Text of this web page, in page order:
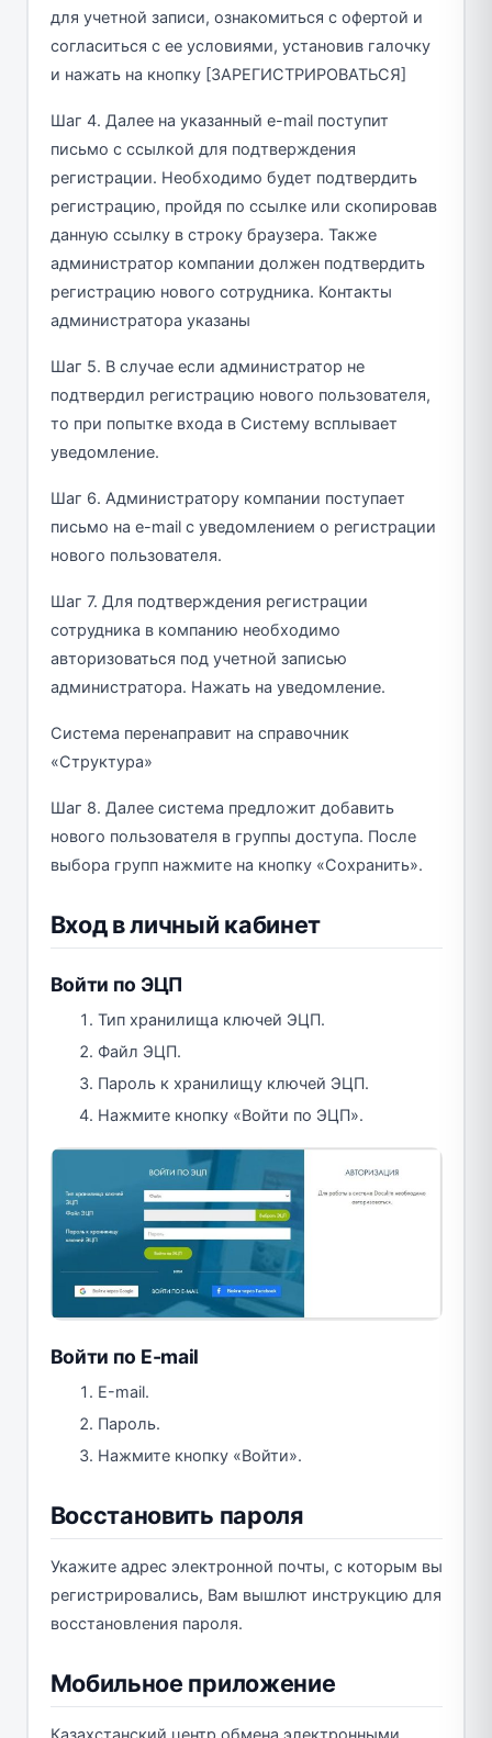
для учетной записи, ознакомиться с офертой и
согласиться с ее условиями, установив галочку
и нажать на кнопку [ЗАРЕГИСТРИРОВАТЬСЯ]
Шаг 4. Далее на указанный e-mail поступит
письмо с ссылкой для подтверждения
регистрации. Необходимо будет подтвердить
регистрацию, пройдя по ссылке или скопировав
данную ссылку в строку браузера. Также
администратор компании должен подтвердить
регистрацию нового сотрудника. Контакты
администратора указаны
Шаг 5. В случае если администратор не
подтвердил регистрацию нового пользователя,
то при попытке входа в Систему всплывает
уведомление.
Шаг 6. Администратору компании поступает
письмо на e-mail c уведомлением о регистрации
нового пользователя.
Шаг 7. Для подтверждения регистрации
сотрудника в компанию необходимо
авторизоваться под учетной записью
администратора. Нажать на уведомление.
Система перенаправит на справочник
«Структура»
Шаг 8. Далее система предложит добавить
нового пользователя в группы доступа. После
выбора групп нажмите на кнопку «Сохранить».
Вход в личный кабинет
Войти по ЭЦП
Тип хранилища ключей ЭЦП.
Файл ЭЦП.
Пароль к хранилищу ключей ЭЦП.
Нажмите кнопку «Войти по ЭЦП».
Войти по Е-mail
Е-mail.
Пароль.
Нажмите кнопку «Войти».
Восстановить пароля
Укажите адрес электронной почты, с которым вы
регистрировались, Вам вышлют инструкцию для
восстановления пароля.
Мобильное приложение